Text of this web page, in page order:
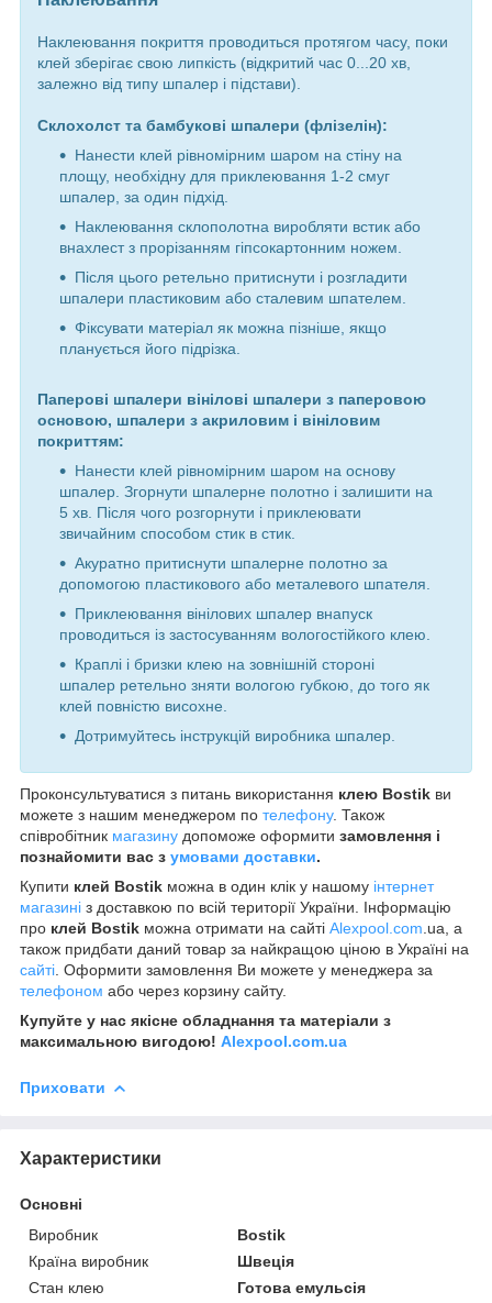
Наклеювання покриття проводиться протягом часу, поки
клей зберігає свою липкість (відкритий час 0...20 хв,
залежно від типу шпалер і підстави).
Склохолст та бамбукові шпалери (флізелін):
Нанести клей рівномірним шаром на стіну на
площу, необхідну для приклеювання 1-2 смуг
шпалер, за один підхід.
Наклеювання склополотна виробляти встик або
внахлест з прорізанням гіпсокартонним ножем.
Після цього ретельно притиснути і розгладити
шпалери пластиковим або сталевим шпателем.
Фіксувати матеріал як можна пізніше, якщо
планується його підрізка.
Паперові шпалери вінілові шпалери з паперовою
основою, шпалери з акриловим і вініловим
покриттям:
Нанести клей рівномірним шаром на основу
шпалер. Згорнути шпалерне полотно і залишити на
5 хв. Після чого розгорнути і приклеювати
звичайним способом стик в стик.
Акуратно притиснути шпалерне полотно за
допомогою пластикового або металевого шпателя.
Приклеювання вінілових шпалер внапуск
проводиться із застосуванням вологостійкого клею.
Краплі і бризки клею на зовнішній стороні
шпалер ретельно зняти вологою губкою, до того як
клей повністю висохне.
Дотримуйтесь інструкцій виробника шпалер.
Проконсультуватися з питань використання клею Bostik ви
можете з нашим менеджером по телефону. Також
співробітник магазину допоможе оформити замовлення і
познайомити вас з умовами доставки.
Купити клей Bostik можна в один клік у нашому інтернет
магазині з доставкою по всій території України. Інформацію
про клей Bostik можна отримати на сайті Alexpool.com .ua, а
також придбати даний товар за найкращою ціною в Україні на
сайті . Оформити замовлення Ви можете у менеджера за
телефоном або через корзину сайту.
Купуйте у нас якісне обладнання та матеріали з
максимальною вигодою! Alexpool.com.ua
Приховати
Характеристики
Основні
Виробник
Bostik
Країна виробник
Швеція
Стан клею
Готова емульсія